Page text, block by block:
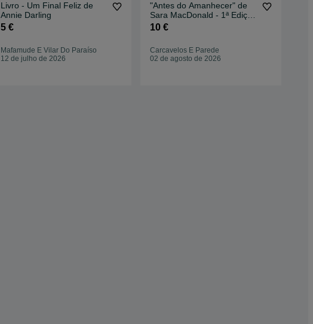
Livro - Um Final Feliz de
Annie Darling
5 €
Mafamude E Vilar Do Paraíso
12 de julho de 2026
"Antes do Amanhecer" de
Sara MacDonald - 1ª Edição
de 2010
10 €
Carcavelos E Parede
02 de agosto de 2026